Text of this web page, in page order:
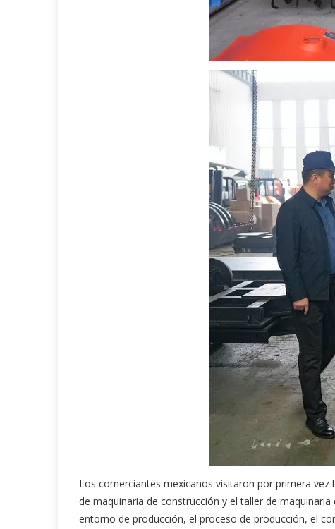
Los comerciantes mexicanos visitaron por primera
de maquinaria de construcción y el taller de
entorno de producción, el proceso de producción, el